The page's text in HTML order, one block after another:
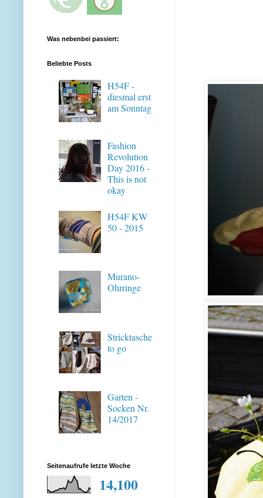
Was nebenbei passiert:
Beliebte Posts
H54F -
diesmal erst
am Sonntag
Fashion
Revolution
Day 2016 -
This is not
okay
H54F KW
50 - 2015
Murano-
Ohrringe
Stricktasche
to go
Garten -
Socken Nr.
14/2017
Seitenaufrufe letzte Woche
14,100